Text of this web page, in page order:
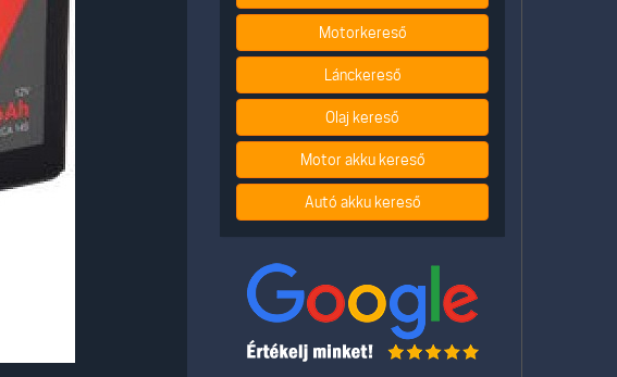
Motorkereső
Lánckereső
Olaj kereső
Motor akku kereső
Autó akku kereső